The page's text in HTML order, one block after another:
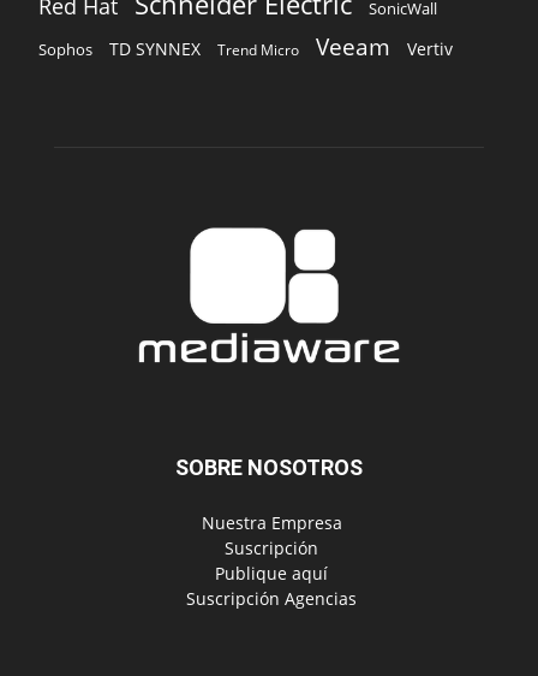
Red Hat SonicWall
Sophos TD SYNNEX Trend Micro Veeam Vertiv
SOBRE NOSOTROS
‎ Nuestra Empresa
‎ Suscripción
‎ Publique aquí
‎ Suscripción Agencias